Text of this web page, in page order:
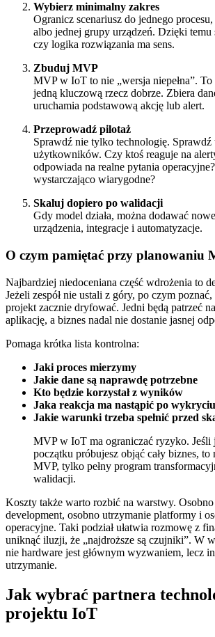
Wybierz minimalny zakres
Ogranicz scenariusz do jednego
albo jednej grupy urządzeń. Dzięki temu
czy logika rozwiązania ma sens.
Zbuduj MVP
MVP w IoT to nie „wersja niepełna”.
jedną kluczową rzecz dobrze. Zbiera
uruchamia podstawową akcję lub alert.
Przeprowadź pilotaż
Sprawdź nie tylko technologię. Sprawdź
użytkowników. Czy ktoś reaguje na
odpowiada na realne pytania
wystarczająco wiarygodne?
Skaluj dopiero po walidacji
Gdy model działa, można dodawać
urządzenia, integracje i automatyzacje.
O czym pamiętać przy planowaniu
Najbardziej niedoceniana część wdrożenia to
Jeżeli zespół nie ustali z góry, po czym poznać,
projekt zacznie dryfować. Jedni będą patrzeć
aplikację, a biznes nadal nie dostanie jasnej
Pomaga krótka lista kontrolna:
Jaki proces mierzymy
Jakie dane są naprawdę potrzebne
Kto będzie korzystał z wyników
Jaka reakcja ma nastąpić po
Jakie warunki trzeba spełnić przed
MVP w IoT ma ograniczać ryzyko. Jeśli
początku próbujesz objąć cały biznes, to
MVP, tylko pełny program
walidacji.
Koszty także warto rozbić na warstwy. Osobno
development, osobno utrzymanie platformy i
operacyjne. Taki podział ułatwia rozmowę z
uniknąć iluzji, że „najdroższe są czujniki”. W
nie hardware jest głównym wyzwaniem, lecz
utrzymanie.
Jak wybrać partnera
projektu IoT